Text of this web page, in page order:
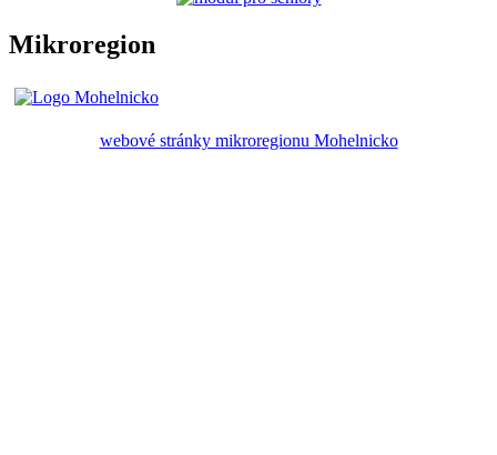
Mikroregion
webové stránky mikroregionu Mohelnicko